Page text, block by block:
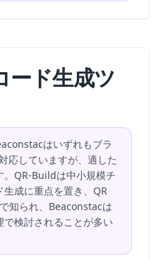
ード生成ツ
はいずれもブラ
応していますが、適した
。QR-Buildは中小規模チ
成に重点を置き、QR
知られ、Beaconstacは
検討されることが多い